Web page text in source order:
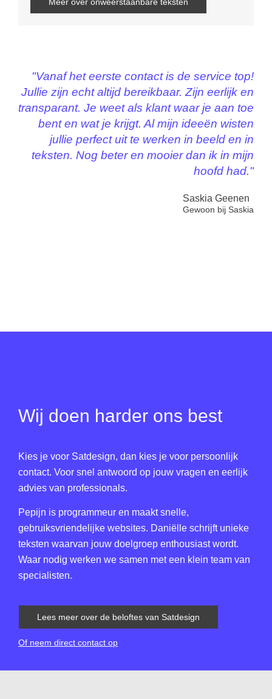
"Vanaf het eerste contact is de service top!
Jullie zijn echt altijd bereikbaar. Zijn eerlijk en
transparant. Je weet als klant waar je aan toe
bent en wat je krijgt. Al mijn ideeën wisten
jullie perfect uit te werken in beeld en in
teksten. Nog beter en mooier dan ik in mijn
hoofd had."
Saskia Geenen
Gewoon bij Saskia
Wij doen harder ons best
Kies je voor Satdesign, dan kies je voor persoonlijk
contact. Voor snel antwoord op jouw vragen en eerlijk
advies van professionals.
Pepijn is programmeur en maakt snelle,
gebruiksvriendelijke websites. Daniëlle schrijft unieke
teksten waarvan jouw doelgroep enthousiast wordt.
Waar nodig werken we samen met een klein team van
specialisten.
Lees meer over de beloftes van Satdesign
Of neem direct contact op